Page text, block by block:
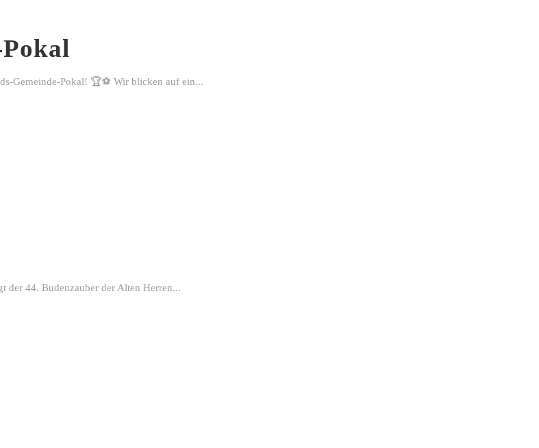
Gemeinde-Pokal! 🏆⚽ Wir blicken auf ein...
der 44. Budenzauber der Alten Herren...